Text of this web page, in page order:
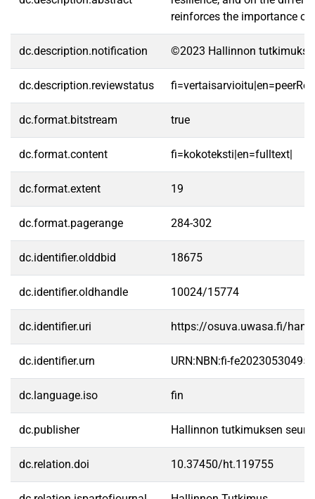
reinforces the importance
dc.description.notification ©2023 Hallinnon
dc.description.reviewstatus
dc.format.bitstream true
dc.format.content fi=kokoteksti|en=fulltext|
dc.format.extent 19
dc.format.pagerange 284-302
dc.identifier.olddbid 18675
dc.identifier.oldhandle 10024/15774
dc.identifier.uri https://osuva.uwasa.fi/
dc.identifier.urn URN:NBN:fi-
dc.language.iso fin
dc.publisher Hallinnon tutkimuksen seura
dc.relation.doi 10.37450/ht.119755